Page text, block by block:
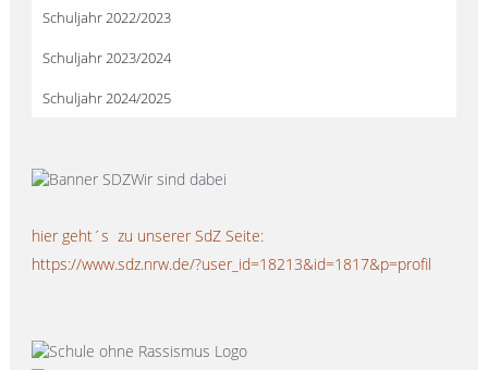
Schuljahr 2022/2023
Schuljahr 2023/2024
Schuljahr 2024/2025
hier geht´s zu unserer SdZ Seite:
https://www.sdz.nrw.de/?user_id=18213&id=1817&p=profil